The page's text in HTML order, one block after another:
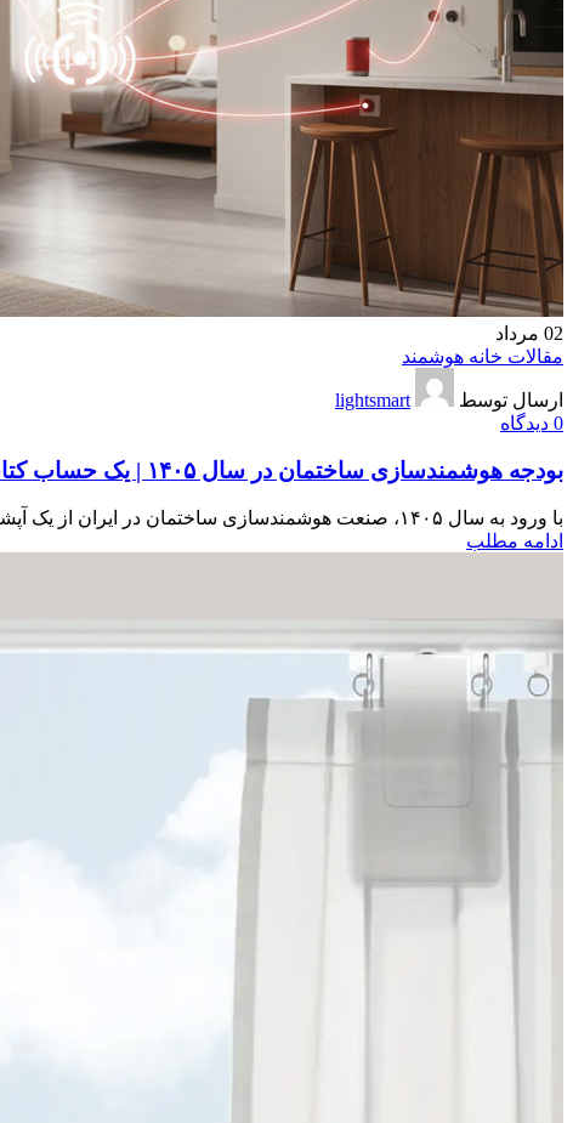
02 مرداد
مقالات خانه هوشمند
ارسال توسط
lightsmart
0 دیدگاه
بودجه هوشمندسازی ساختمان در سال ۱۴۰۵ | یک حساب کتاب مالی
با ورود به سال ۱۴۰۵، صنعت هوشمندسازی ساختمان در ایران از یک آپشن صرفاً تزئینی و لوکس به یک ضرورت استراتژیک در ...
ادامه مطلب